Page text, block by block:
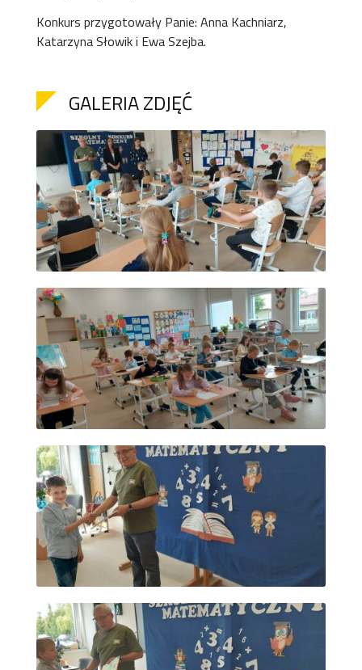
Konkurs przygotowały Panie: Anna Kachniarz,
Katarzyna Słowik i Ewa Szejba.
GALERIA ZDJĘĆ